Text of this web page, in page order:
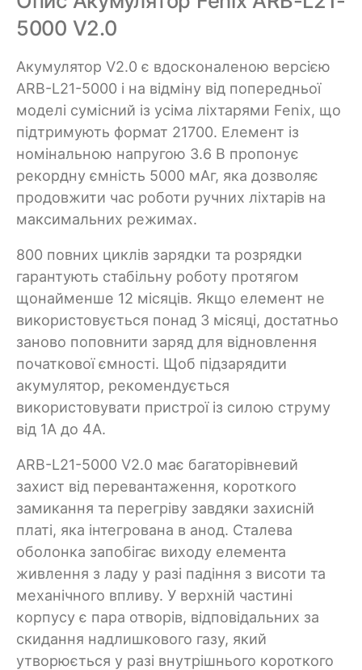
5000 V2.0
Акумулятор V2.0 є вдосконаленою версією
ARB-L21-5000 і на відміну від попередньої
моделі сумісний із усіма ліхтарями Fenix, що
підтримують формат 21700. Елемент із
номінальною напругою 3.6 В пропонує
рекордну ємність 5000 мАг, яка дозволяє
продовжити час роботи ручних ліхтарів на
максимальних режимах.
800 повних циклів зарядки та розрядки
гарантують стабільну роботу протягом
щонайменше 12 місяців. Якщо елемент не
використовується понад 3 місяці, достатньо
заново поповнити заряд для відновлення
початкової ємності. Щоб підзарядити
акумулятор, рекомендується
використовувати пристрої із силою струму
від 1А до 4А.
ARB-L21-5000 V2.0 має багаторівневий
захист від перевантаження, короткого
замикання та перегріву завдяки захисній
платі, яка інтегрована в анод. Сталева
оболонка запобігає виходу елемента
живлення з ладу у разі падіння з висоти та
механічного впливу. У верхній частині
корпусу є пара отворів, відповідальних за
скидання надлишкового газу, який
утворюється у разі внутрішнього короткого